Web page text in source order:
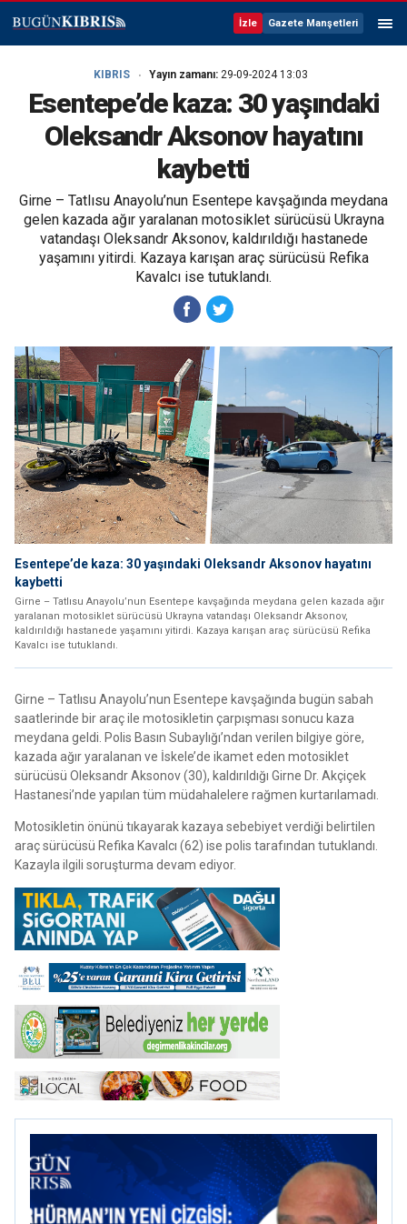
İzle Gazete Manşetleri
KIBRIS Yayın zamanı: 29-09-2024 13:03
Esentepe’de kaza: 30 yaşındaki
Oleksandr Aksonov hayatını
kaybetti
Girne – Tatlısu Anayolu’nun Esentepe kavşağında meydana
gelen kazada ağır yaralanan motosiklet sürücüsü Ukrayna
vatandaşı Oleksandr Aksonov, kaldırıldığı hastanede
yaşamını yitirdi. Kazaya karışan araç sürücüsü Refika
Kavalcı ise tutuklandı.
Esentepe’de kaza: 30 yaşındaki Oleksandr Aksonov hayatını
kaybetti
Girne – Tatlısu Anayolu’nun Esentepe kavşağında meydana gelen kazada ağır
yaralanan motosiklet sürücüsü Ukrayna vatandaşı Oleksandr Aksonov,
kaldırıldığı hastanede yaşamını yitirdi. Kazaya karışan araç sürücüsü Refika
Kavalcı ise tutuklandı.
Girne – Tatlısu Anayolu’nun Esentepe kavşağında bugün sabah
saatlerinde bir araç ile motosikletin çarpışması sonucu kaza
meydana geldi. Polis Basın Subaylığı’ndan verilen bilgiye göre,
kazada ağır yaralanan ve İskele’de ikamet eden motosiklet
sürücüsü Oleksandr Aksonov (30), kaldırıldığı Girne Dr. Akçiçek
Hastanesi’nde yapılan tüm müdahalelere rağmen kurtarılamadı.
Motosikletin önünü tıkayarak kazaya sebebiyet verdiği belirtilen
araç sürücüsü Refika Kavalcı (62) ise polis tarafından tutuklandı.
Kazayla ilgili soruşturma devam ediyor.